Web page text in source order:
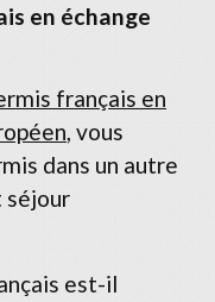
en échange
français en
, vous
dans un autre
séjour
est-il